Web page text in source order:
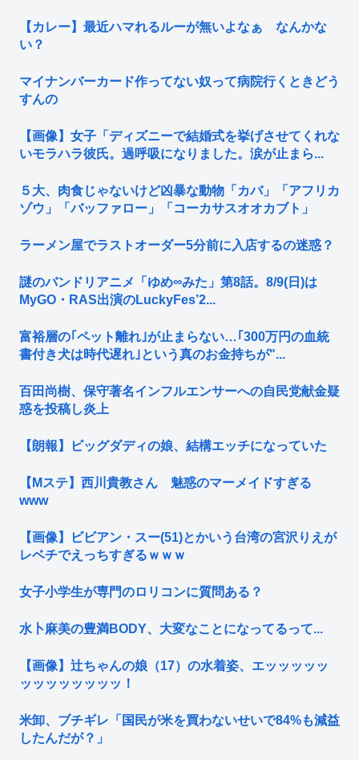
【カレー】最近ハマれるルーが無いよなぁ なんかな
い？
マイナンバーカード作ってない奴って病院行くときどう
すんの
【画像】女子「ディズニーで結婚式を挙げさせてくれな
いモラハラ彼氏。過呼吸になりました。涙が止まら...
５大、肉食じゃないけど凶暴な動物「カバ」「アフリカ
ゾウ」「バッファロー」「コーカサスオオカブト」
ラーメン屋でラストオーダー5分前に入店するの迷惑？
謎のバンドリアニメ「ゆめ∞みた」第8話。8/9(日)は
MyGO・RAS出演のLuckyFes’2...
富裕層の｢ペット離れ｣が止まらない…｢300万円の血統
書付き犬は時代遅れ｣という真のお金持ちが"...
百田尚樹、保守著名インフルエンサーへの自民党献金疑
惑を投稿し炎上
【朗報】ビッグダディの娘、結構エッチになっていた
【Mステ】西川貴教さん 魅惑のマーメイドすぎる
www
【画像】ビビアン・スー(51)とかいう台湾の宮沢りえが
レベチでえっちすぎるｗｗｗ
女子小学生が専門のロリコンに質問ある？
水卜麻美の豊満BODY、大変なことになってるって...
【画像】辻ちゃんの娘（17）の水着姿、エッッッッッ
ッッッッッッッッ！
米卸、ブチギレ「国民が米を買わないせいで84%も減益
したんだが？」